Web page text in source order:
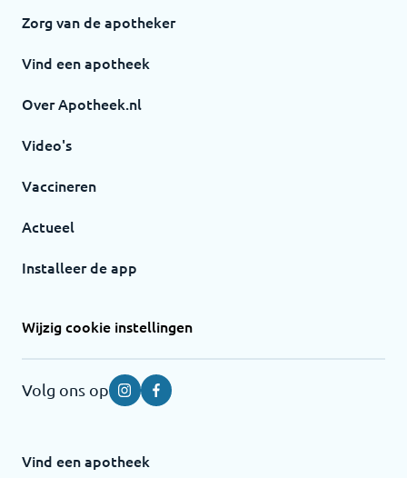
Zorg van de apotheker
Vind een apotheek
Over Apotheek.nl
Video's
Vaccineren
Actueel
Installeer de app
Wijzig cookie instellingen
Volg ons op InstagramFacebook
Vind een apotheek